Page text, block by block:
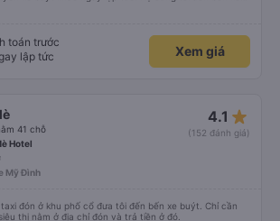
Rất chuyên nghiệp.
toán trước
lập tức
Xem giá
41 chỗ
4.1 star_rate
(152 đánh giá)
Hotel
Mỹ Đình
đón ở khu phố cổ đưa tôi đến bến xe buýt. Chỉ cần
thị nằm ở địa chỉ đón và trả tiền ở đó.